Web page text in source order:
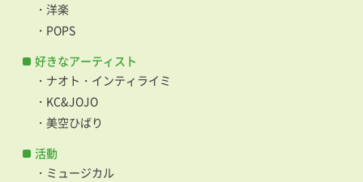
・洋楽
・POPS
好きなアーティスト
・ナオト・インティライミ
・KC&JOJO
・美空ひばり
活動
・ミュージカル